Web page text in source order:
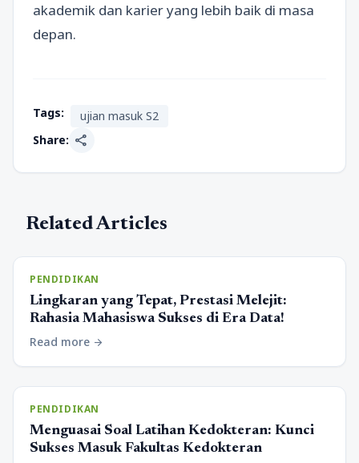
akademik dan karier yang lebih baik di masa
depan.
Tags:
ujian masuk S2
Share: share
Related Articles
PENDIDIKAN
Lingkaran yang Tepat, Prestasi Melejit:
Rahasia Mahasiswa Sukses di Era Data!
Read more arrow_forward
PENDIDIKAN
Menguasai Soal Latihan Kedokteran: Kunci
Sukses Masuk Fakultas Kedokteran